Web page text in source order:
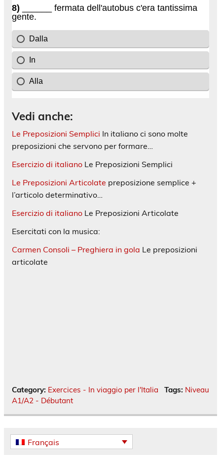
Vedi anche:
Le Preposizioni Semplici In italiano ci sono molte
preposizioni che servono per formare…
Esercizio di italiano Le Preposizioni Semplici
Le Preposizioni Articolate preposizione semplice +
l’articolo determinativo…
Esercizio di italiano Le Preposizioni Articolate
Esercitati con la musica:
Carmen Consoli – Preghiera in gola Le preposizioni
articolate
Category: Exercices - In viaggio per l'Italia Tags: Niveau
A1/A2 - Débutant
Français